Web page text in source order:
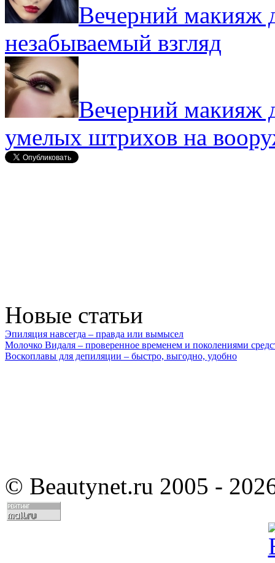
Вечерний макияж
незабываемый взгляд
Вечерний макияж
умелых штрихов на
Новые статьи
Эпиляция навсегда – правда или вымысел
Молочко Видаля – проверенное временем и поколениями
Воскоплавы для депиляции – быстро, выгодно, удобно
© Beautynet.ru 2005 -